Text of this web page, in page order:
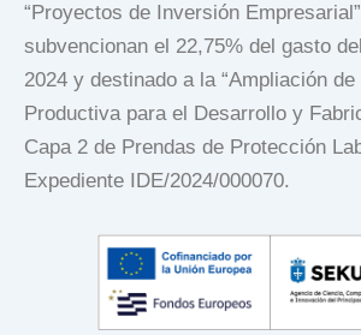
“Proyectos de Inversión
subvencionan el 22,75% del gasto
2024 y destinado a la “Ampliación de
Productiva para el Desarrollo y
Capa 2 de Prendas de Protección
Expediente IDE/2024/000070.